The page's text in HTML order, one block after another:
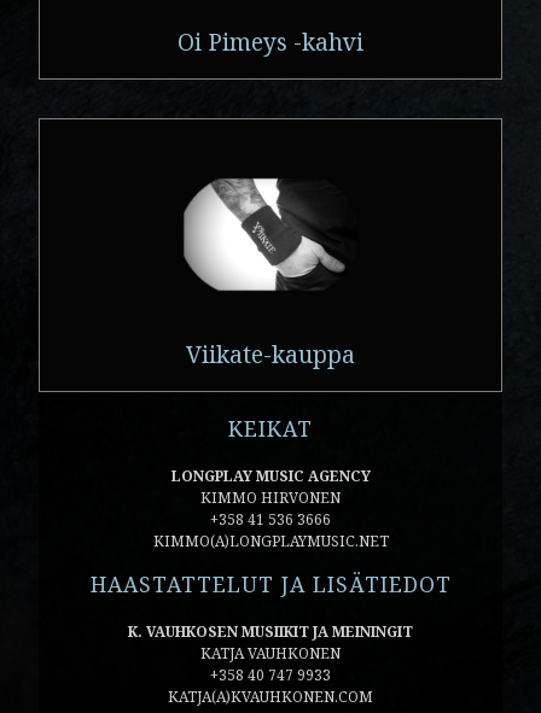
Oi Pimeys -kahvi
Viikate-kauppa
KEIKAT
LONGPLAY MUSIC AGENCY
KIMMO HIRVONEN
+358 41 536 3666
KIMMO(A)LONGPLAYMUSIC.NET
HAASTATTELUT JA LISÄTIEDOT
K. VAUHKOSEN MUSIIKIT JA MEININGIT
KATJA VAUHKONEN
+358 40 747 9933
KATJA(A)KVAUHKONEN.COM